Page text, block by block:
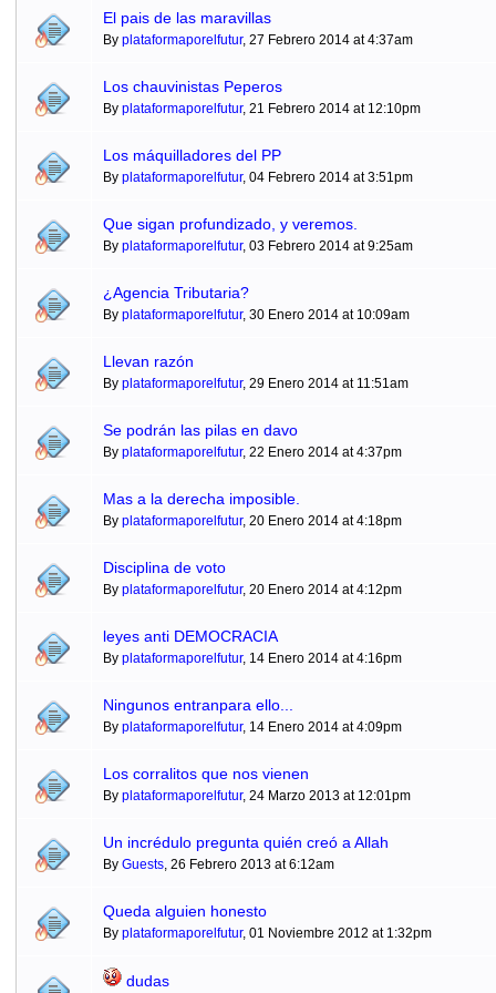
El pais de las maravillas
By plataformaporelfutur, 27 Febrero 2014 at 4:37am
Los chauvinistas Peperos
By plataformaporelfutur, 21 Febrero 2014 at 12:10pm
Los máquilladores del PP
By plataformaporelfutur, 04 Febrero 2014 at 3:51pm
Que sigan profundizado, y veremos.
By plataformaporelfutur, 03 Febrero 2014 at 9:25am
¿Agencia Tributaria?
By plataformaporelfutur, 30 Enero 2014 at 10:09am
Llevan razón
By plataformaporelfutur, 29 Enero 2014 at 11:51am
Se podrán las pilas en davo
By plataformaporelfutur, 22 Enero 2014 at 4:37pm
Mas a la derecha imposible.
By plataformaporelfutur, 20 Enero 2014 at 4:18pm
Disciplina de voto
By plataformaporelfutur, 20 Enero 2014 at 4:12pm
leyes anti DEMOCRACIA
By plataformaporelfutur, 14 Enero 2014 at 4:16pm
Ningunos entranpara ello...
By plataformaporelfutur, 14 Enero 2014 at 4:09pm
Los corralitos que nos vienen
By plataformaporelfutur, 24 Marzo 2013 at 12:01pm
Un incrédulo pregunta quién creó a Allah
By Guests, 26 Febrero 2013 at 6:12am
Queda alguien honesto
By plataformaporelfutur, 01 Noviembre 2012 at 1:32pm
dudas